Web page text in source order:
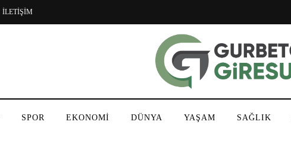
İLETİŞİM
SPOR EKONOMİ DÜNYA YAŞAM SAĞLIK